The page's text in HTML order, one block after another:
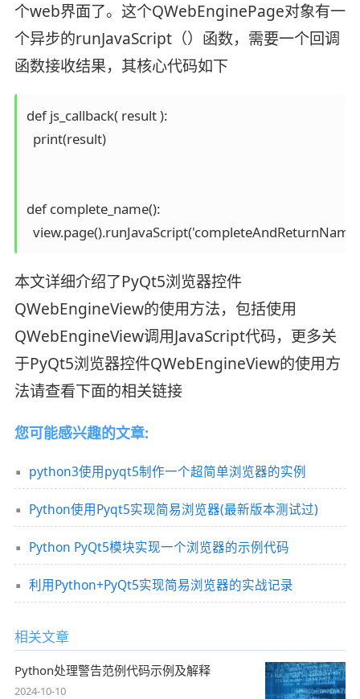
个web界面了。这个QWebEnginePage对象有一
个异步的runJavaScript（）函数，需要一个回调
函数接收结果，其核心代码如下
def js_callback( result ):
  print(result)
def complete_name():
本文详细介绍了PyQt5浏览器控件
QWebEngineView的使用方法，包括使用
QWebEngineView调用JavaScript代码，更多关
于PyQt5浏览器控件QWebEngineView的使用方
法请查看下面的相关链接
您可能感兴趣的文章:
python3使用pyqt5制作一个超简单浏览器的实例
Python使用Pyqt5实现简易浏览器(最新版本测试过)
Python PyQt5模块实现一个浏览器的示例代码
利用Python+PyQt5实现简易浏览器的实战记录
相关文章
Python处理警告范例代码示例及解释
2024-10-10